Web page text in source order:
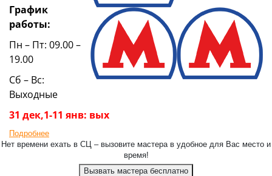
График
работы:
Пн – Пт: 09.00 –
19.00
Сб – Вс:
Выходные
31 дек,1-11 янв: вых
Подробнее
Нет времени ехать в СЦ – вызовите мастера в удобное для Вас место и
время!
Вызвать мастера бесплатно